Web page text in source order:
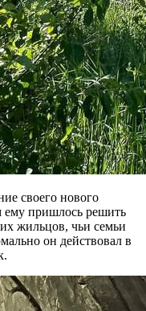
своего нового
ему пришлось решить
жильцов, чьи семьи
он действовал в